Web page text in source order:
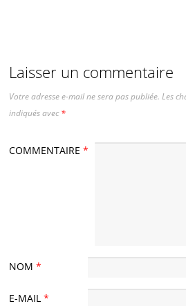
Laisser un commentaire
Votre adresse e-mail ne sera pas publiée. Les
indiqués avec*
COMMENTAIRE*
NOM*
E-MAIL*